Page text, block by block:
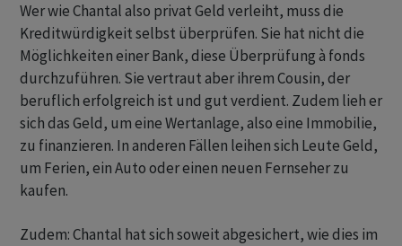
Wer wie Chantal also privat Geld verleiht, muss die
Kreditwürdigkeit selbst überprüfen. Sie hat nicht die
Möglichkeiten einer Bank, diese Überprüfung à fonds
durchzuführen. Sie vertraut aber ihrem Cousin, der
beruflich erfolgreich ist und gut verdient. Zudem lieh er
sich das Geld, um eine Wertanlage, also eine Immobilie,
zu finanzieren. In anderen Fällen leihen sich Leute Geld,
um Ferien, ein Auto oder einen neuen Fernseher zu
kaufen.
Zudem: Chantal hat sich soweit abgesichert, wie dies im